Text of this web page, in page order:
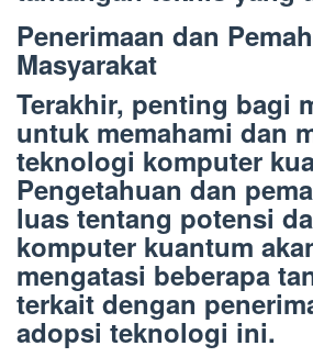
Penerimaan dan
Masyarakat
Terakhir, penting bagi
untuk memahami dan
teknologi komputer
Pengetahuan dan
luas tentang potensi
komputer kuantum
mengatasi beberapa
terkait dengan
adopsi teknologi ini.